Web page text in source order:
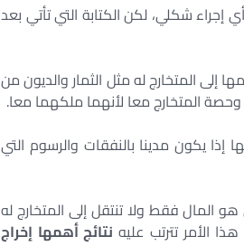
إجراء شكلي، لكن الكتابة التي تأتي بعد
إلى المتخارج له مثل الثمار والديون من
وحصة المتخارج معا لأنهما ملكهما معا.
إذا يكون مدينا بالنفقات والرسوم التي
المال فقط ولا تنتقل إلى المتخارج له
الأمر تترتب عليه نتائج أهمها إخراج